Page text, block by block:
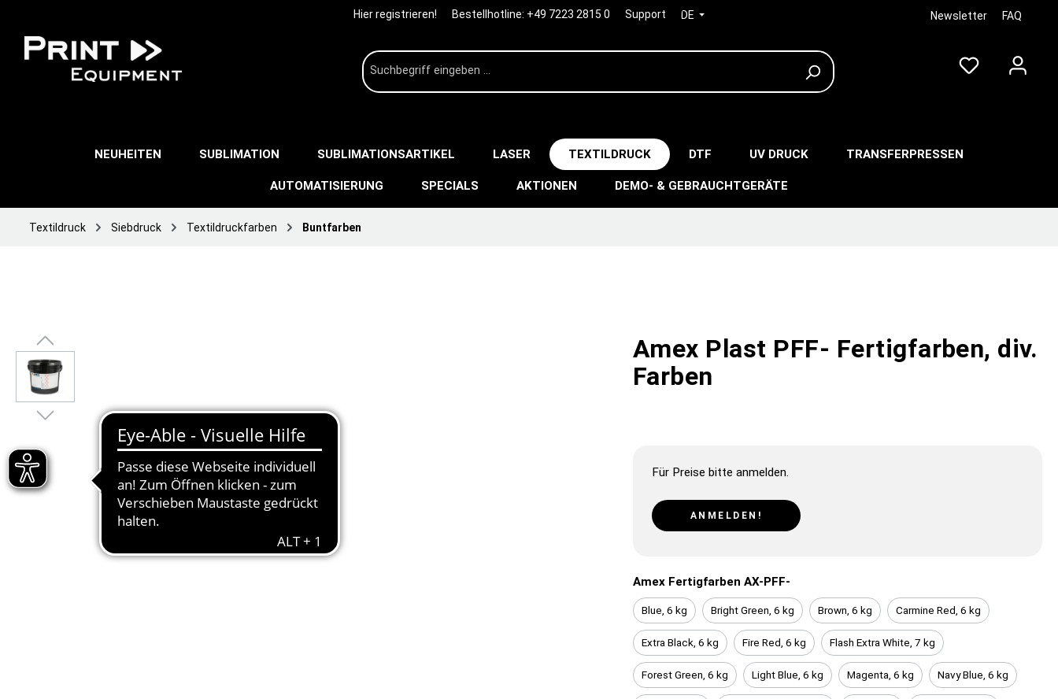
Hier registrieren! Bestellhotline: +49 7223 2815 0 Support DE Newsletter FAQ
NEUHEITEN SUBLIMATION SUBLIMATIONSARTIKEL LASER TEXTILDRUCK DTF UV DRUCK TRANSFERPRESSEN
AUTOMATISIERUNG SPECIALS AKTIONEN DEMO- & GEBRAUCHTGERÄTE
Textildruck Siebdruck Textildruckfarben Buntfarben
Amex Plast PFF- Fertigfarben, div.
Farben
Für Preise bitte anmelden.
ANMELDEN!
Amex Fertigfarben AX-PFF-
Blue, 6 kg Bright Green, 6 kg Brown, 6 kg Carmine Red, 6 kg
Extra Black, 6 kg Fire Red, 6 kg Flash Extra White, 7 kg
Forest Green, 6 kg Light Blue, 6 kg Magenta, 6 kg Navy Blue, 6 kg